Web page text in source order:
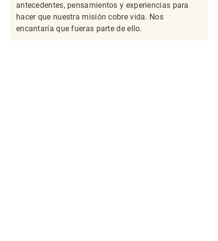
antecedentes, pensamientos y experiencias para
hacer que nuestra misión cobre vida. Nos
encantaría que fueras parte de ello.